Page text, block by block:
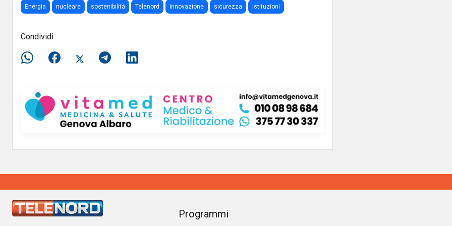
Energia nucleare sostenibilità Telenord innovazione sicurezza istituzioni
Condividi:
Programmi